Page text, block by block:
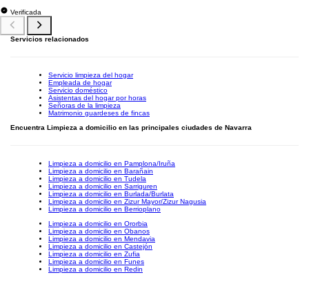
Verificada
Servicios relacionados
Servicio limpieza del hogar
Empleada de hogar
Servicio doméstico
Asistentas del hogar por horas
Señoras de la limpieza
Matrimonio guardeses de fincas
Encuentra Limpieza a domicilio en las principales ciudades de Navarra
Limpieza a domicilio en Pamplona/Iruña
Limpieza a domicilio en Barañain
Limpieza a domicilio en Tudela
Limpieza a domicilio en Sarriguren
Limpieza a domicilio en Burlada/Burlata
Limpieza a domicilio en Zizur Mayor/Zizur Nagusia
Limpieza a domicilio en Berrioplano
Limpieza a domicilio en Ororbia
Limpieza a domicilio en Obanos
Limpieza a domicilio en Mendavia
Limpieza a domicilio en Castejón
Limpieza a domicilio en Zufia
Limpieza a domicilio en Funes
Limpieza a domicilio en Redin